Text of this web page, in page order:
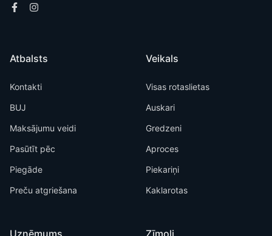
Atbalsts
Kontakti
BUJ
Maksājumu veidi
Pasūtīt pēc
Piegāde
Preču atgriešana
Uzņēmums
Veikals
Visas rotaslietas
Auskari
Gredzeni
Aproces
Piekariņi
Kaklarotas
Zīmoli